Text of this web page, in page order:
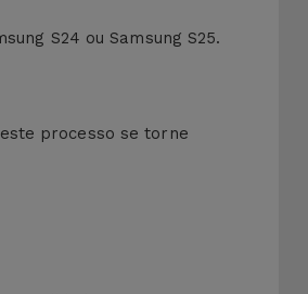
S24 ou Samsung S25.
processo se torne